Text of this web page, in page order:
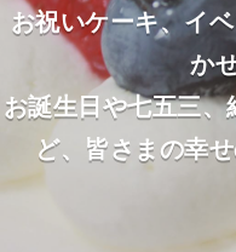
お祝いケーキ、イ
か
お誕生日や七五三
ど、皆さまの幸